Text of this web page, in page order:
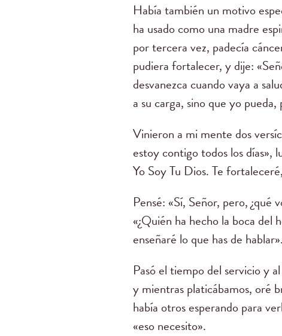
Había también un motivo
ha usado como una madre
por tercera vez, padecía
pudiera fortalecer, y dije:
desvanezca cuando vaya a
a su carga, sino que yo
Vinieron a mi mente dos
estoy contigo todos los días»,
Yo Soy Tu Dios. Te
Pensé: «Sí, Señor, pero,
«¿Quién ha hecho la boca del
enseñaré lo que has de hablar».
Pasó el tiempo del servicio y
y mientras platicábamos, oré
había otros esperando para
«eso necesito».